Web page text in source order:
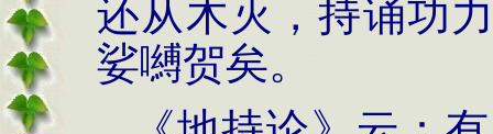
还从木灭，持诵功
娑嚩贺矣。